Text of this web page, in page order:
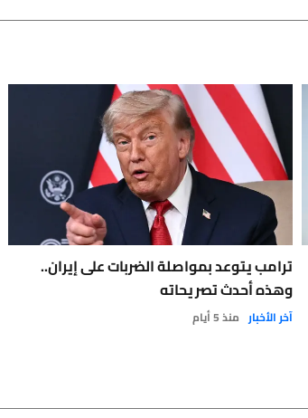
ترامب يتوعد بمواصلة الضربات على إيران..
وهذه أحدث تصريحاته
آخر الأخبار منذ 5 أيام